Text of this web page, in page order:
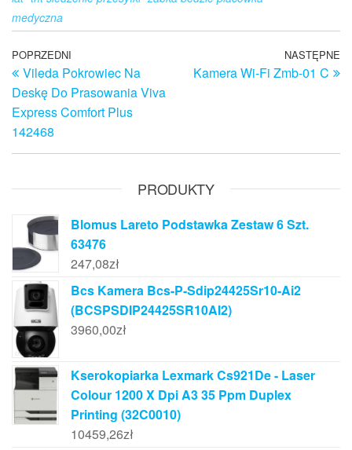
medyczna
Nawigacja
wpisu
Poprzedni
wpis
POPRZEDNI
Vileda Pokrowiec Na
Deskę Do Prasowania Viva
Express Comfort Plus
142468
NASTĘPNE
Kamera Wi-Fi Zmb-01 C
PRODUKTY
Blomus Lareto Podstawka Zestaw 6 Szt.
63476
247,08zł
Bcs Kamera Bcs-P-Sdip24425Sr10-Ai2
(BCSPSDIP24425SR10AI2)
3960,00zł
Kserokopiarka Lexmark Cs921De - Laser
Colour 1200 X Dpi A3 35 Ppm Duplex
Printing (32C0010)
10459,26zł